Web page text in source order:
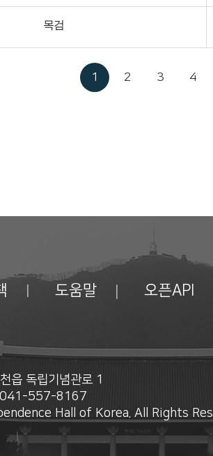
목검
1 2 3 4
도움말 오픈API
읍 독립기념관로 1
557-8167
Hall of Korea. All Rights